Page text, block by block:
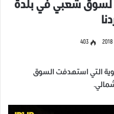
لسوق شعبي في بلدة
403
التي استهدفت السوق